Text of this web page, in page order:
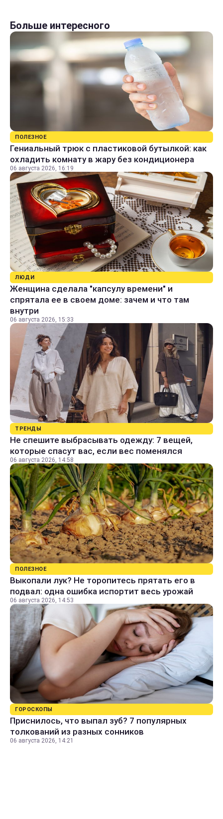
Больше интересного
ПОЛЕЗНОЕ
Гениальный трюк с пластиковой бутылкой: как
охладить комнату в жару без кондиционера
06 августа 2026, 16:19
ЛЮДИ
Женщина сделала "капсулу времени" и
спрятала ее в своем доме: зачем и что там
внутри
06 августа 2026, 15:33
ТРЕНДЫ
Не спешите выбрасывать одежду: 7 вещей,
которые спасут вас, если вес поменялся
06 августа 2026, 14:58
ПОЛЕЗНОЕ
Выкопали лук? Не торопитесь прятать его в
подвал: одна ошибка испортит весь урожай
06 августа 2026, 14:53
ГОРОСКОПЫ
Приснилось, что выпал зуб? 7 популярных
толкований из разных сонников
06 августа 2026, 14:21